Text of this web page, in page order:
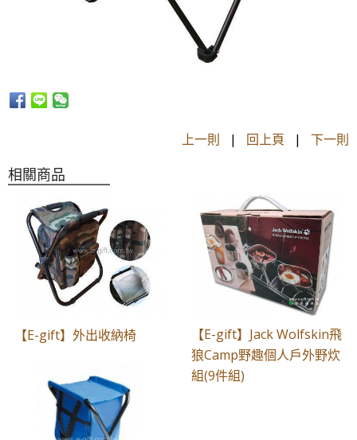
上一則 | 回上頁 | 下一則
相關商品
【E-gift】外出收納椅
【E-gift】Jack Wolfskin飛
狼Camp野趣個人戶外野炊
組(9件組)